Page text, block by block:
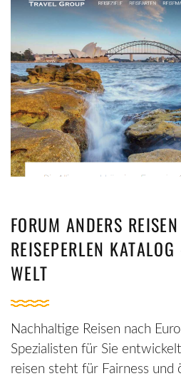
FORUM ANDERS
REISEPERLEN
WELT
Nachhaltige Reisen nach
Spezialisten für Sie
reisen steht für Fairness und